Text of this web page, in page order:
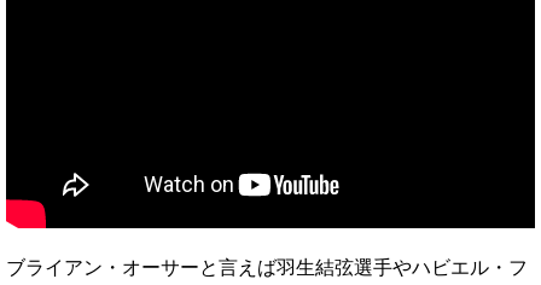
ブライアン・オーサーと言えば羽生結弦選手やハビエル・フ